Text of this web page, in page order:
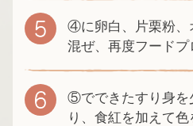
④に卵白、片栗粉、
混ぜ、再度フードプ
⑤でできたすり身を
り、食紅を加えて